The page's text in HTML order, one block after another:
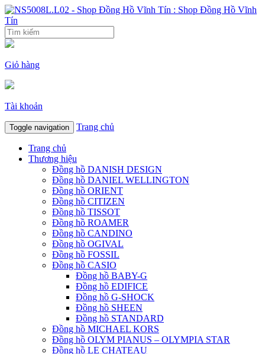
Giỏ hàng
Tài khoản
Toggle navigation Trang chủ
Trang chủ
Thương hiệu
Đồng hồ DANISH DESIGN
Đồng hồ DANIEL WELLINGTON
Đồng hồ ORIENT
Đồng hồ CITIZEN
Đồng hồ TISSOT
Đồng hồ ROAMER
Đồng hồ CANDINO
Đồng hồ OGIVAL
Đồng hồ FOSSIL
Đồng hồ CASIO
Đồng hồ BABY-G
Đồng hồ EDIFICE
Đồng hồ G-SHOCK
Đồng hồ SHEEN
Đồng hồ STANDARD
Đồng hồ MICHAEL KORS
Đồng hồ OLYM PIANUS – OLYMPIA STAR
Đồng hồ LE CHATEAU